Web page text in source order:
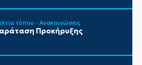
τύπου - Ανακοινώσεις
Προκήρυξης